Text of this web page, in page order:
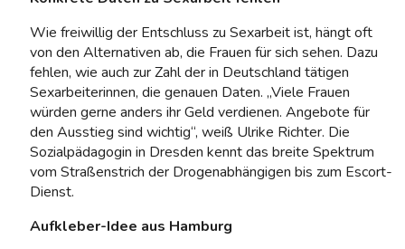
Wie freiwillig der Entschluss zu Sexarbeit ist, hängt oft
von den Alternativen ab, die Frauen für sich sehen. Dazu
fehlen, wie auch zur Zahl der in Deutschland tätigen
Sexarbeiterinnen, die genauen Daten. „Viele Frauen
würden gerne anders ihr Geld verdienen. Angebote für
den Ausstieg sind wichtig“, weiß Ulrike Richter. Die
Sozialpädagogin in Dresden kennt das breite Spektrum
vom Straßenstrich der Drogenabhängigen bis zum Escort-
Dienst.
Aufkleber-Idee aus Hamburg